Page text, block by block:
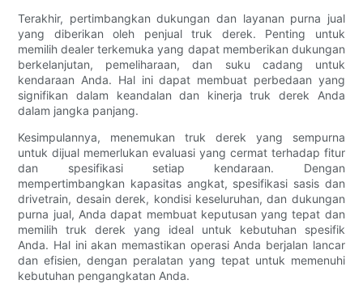
Terakhir, pertimbangkan dukungan dan layanan purna jual
yang diberikan oleh penjual truk derek. Penting untuk
memilih dealer terkemuka yang dapat memberikan dukungan
berkelanjutan, pemeliharaan, dan suku cadang untuk
kendaraan Anda. Hal ini dapat membuat perbedaan yang
signifikan dalam keandalan dan kinerja truk derek Anda
dalam jangka panjang.
Kesimpulannya, menemukan truk derek yang sempurna
untuk dijual memerlukan evaluasi yang cermat terhadap fitur
dan spesifikasi setiap kendaraan. Dengan
mempertimbangkan kapasitas angkat, spesifikasi sasis dan
drivetrain, desain derek, kondisi keseluruhan, dan dukungan
purna jual, Anda dapat membuat keputusan yang tepat dan
memilih truk derek yang ideal untuk kebutuhan spesifik
Anda. Hal ini akan memastikan operasi Anda berjalan lancar
dan efisien, dengan peralatan yang tepat untuk memenuhi
kebutuhan pengangkatan Anda.